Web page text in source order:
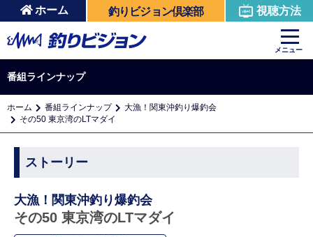
ホーム 釣りビジョン倶楽部 視聴方法
メニュー
番組ラインナップ
ホーム 番組ラインナップ
大漁！関東沖釣り爆釣会
その50 東京湾のLTマダイ
ストーリー
大漁！関東沖釣り爆釣会
その50 東京湾のLTマダイ